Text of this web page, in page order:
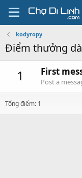
kodyropy
Điểm thưởng
1 First
Post a
Tổng điểm: 1